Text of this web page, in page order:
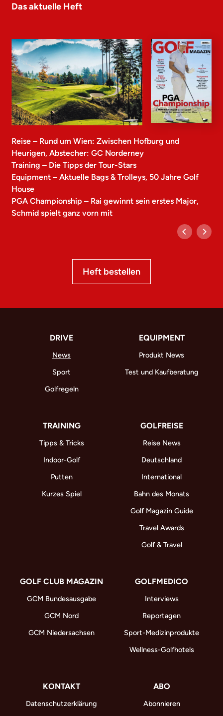
Das aktuelle Heft
Reise – Rund um Wien: Zwischen Hofburg und
Heurigen, Abstecher: GC Norderney
Training – Die Tipps der Tour-Stars
Equipment – Aktuelle Bags & Trolleys, 50 Jahre Golf
House
PGA Championship – Rai gewinnt sein erstes Major,
Schmid spielt ganz vorn mit
Heft bestellen
DRIVE
News
Sport
Golfregeln
EQUIPMENT
Produkt News
Test und Kaufberatung
TRAINING
Tipps & Tricks
Indoor-Golf
Putten
Kurzes Spiel
GOLFREISE
Reise News
Deutschland
International
Bahn des Monats
Golf Magazin Guide
Travel Awards
Golf & Travel
GOLF CLUB MAGAZIN
GCM Bundesausgabe
GCM Nord
GCM Niedersachsen
GOLFMEDICO
Interviews
Reportagen
Sport-Medizinprodukte
Wellness-Golfhotels
KONTAKT
Datenschutzerklärung
ABO
Abonnieren